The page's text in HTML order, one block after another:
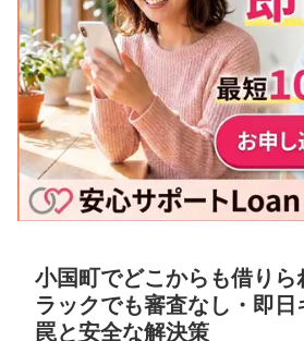
小国町でどこからも借りら
ラックでも審査なし・即
罠と安全な解決策